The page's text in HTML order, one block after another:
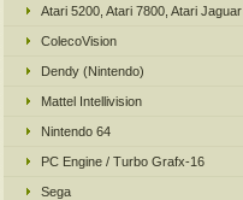
Atari 5200, Atari 7800, Atari Jaguar
ColecoVision
Dendy (Nintendo)
Mattel Intellivision
Nintendo 64
PC Engine / Turbo Grafx-16
Sega